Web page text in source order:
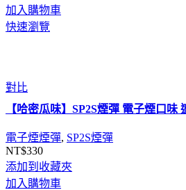
加入購物車
快速瀏覽
對比
【哈密瓜味】SP2S煙彈 電子煙口味
電子煙煙彈, SP2S煙彈
NT$330
添加到收藏夾
加入購物車